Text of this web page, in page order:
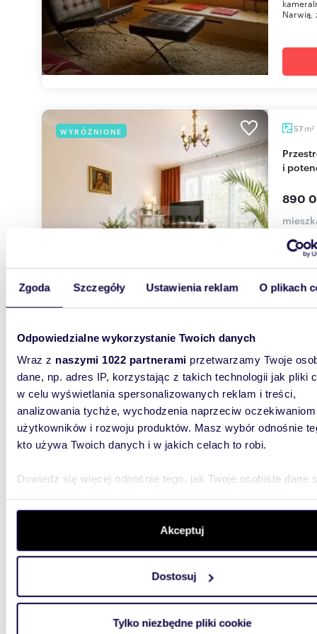
Zgoda Szczegóły Ustawienia reklam O plikach
Odpowiedzialne wykorzystanie Twoich danych
Wraz z naszymi 1022 partnerami przetwarzamy Twoje
dane, np. adres IP, korzystając z takich technologii jak pliki
w celu wyświetlania spersonalizowanych reklam i treści,
analizowania tychże, wychodzenia naprzeciw oczekiwaniom
użytkowników i rozwoju produktów. Masz wybór odnośnie
kto używa Twoich danych i w jakich celach to robi.
Dowiedz się więcej odnośnie tego, jak Twoje osobiste dane
szczegółów. W Deklaracji plików cookie możesz zmienić
wycofać swoją zgodę w dowolnej chwili.
aby oferować funkcje społecznościowe i analizować ruch w
witrynie. Informacje o tym, jak korzystasz z naszej witryny,
analitycznym. Partnerzy mogą połączyć te informacje z
Akceptuj
Dostosuj
Tylko niezbędne pliki cookie
Narwią,
WYRÓŻNIONE 57 m2
Przestronne 2-pokojowe mieszkanie z balkonami
i
890
WYRÓŻNIONE
Sprzedam 4-pokojowe mieszkanie z tarasem i 2